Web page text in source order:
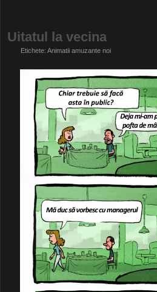
Uitatul la vecina
Etichete: Animatii amuzante noi